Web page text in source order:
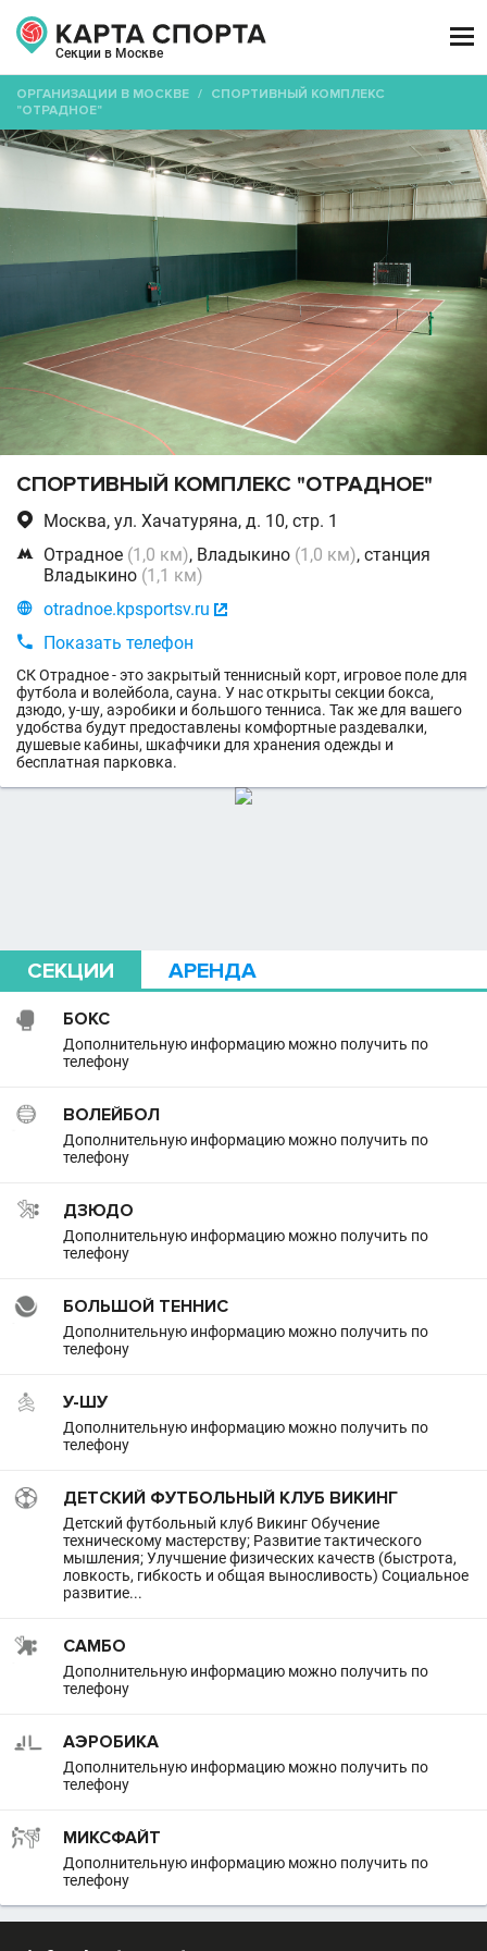
Секции в Москве

ОРГАНИЗАЦИИ В МОСКВЕ / СПОРТИВНЫЙ КОМПЛЕКС
"ОТРАДНОЕ"
СПОРТИВНЫЙ КОМПЛЕКС "ОТРАДНОЕ"
 Москва, ул. Хачатуряна, д. 10, стр. 1
 Отрадное (1,0 км), Владыкино (1,0 км), станция
Владыкино (1,1 км)
 otradnoe.kpsportsv.ru 

Показать телефон
СК Отрадное - это закрытый теннисный корт, игровое поле для
футбола и волейбола, сауна. У нас открыты секции бокса,
дзюдо, у-шу, аэробики и большого тенниса. Так же для вашего
удобства будут предоставлены комфортные раздевалки,
душевые кабины, шкафчики для хранения одежды и
бесплатная парковка.
СЕКЦИИ АРЕНДА
БОКС
Дополнительную информацию можно получить по
телефону
ВОЛЕЙБОЛ
Дополнительную информацию можно получить по
телефону
ДЗЮДО
Дополнительную информацию можно получить по
телефону
БОЛЬШОЙ ТЕННИС
Дополнительную информацию можно получить по
телефону
У-ШУ
Дополнительную информацию можно получить по
телефону
ДЕТСКИЙ ФУТБОЛЬНЫЙ КЛУБ ВИКИНГ
Детский футбольный клуб Викинг Обучение
техническому мастерству; Развитие тактического
мышления; Улучшение физических качеств (быстрота,
ловкость, гибкость и общая выносливость) Социальное
развитие...
САМБО
Дополнительную информацию можно получить по
телефону
АЭРОБИКА
Дополнительную информацию можно получить по
телефону
МИКСФАЙТ
Дополнительную информацию можно получить по
телефону